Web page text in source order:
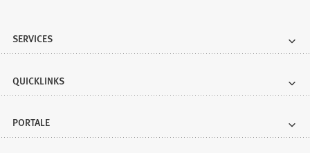
SERVICES
QUICKLINKS
PORTALE